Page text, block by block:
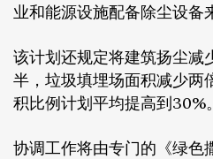
业和能源设施配备除尘设备
该计划还规定将建筑扬尘减
半，垃圾填埋场面积减少两
积比例计划平均提高到30%。
协调工作将由专门的《绿色